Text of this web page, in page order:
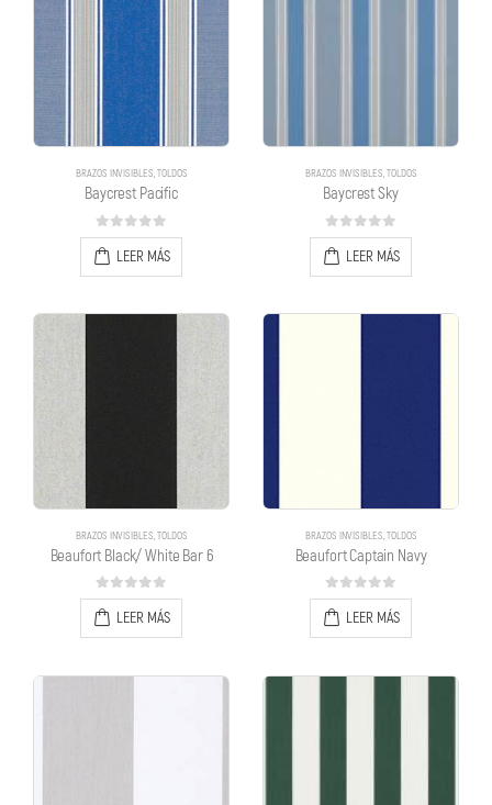
BRAZOS INVISIBLES,TOLDOS
Baycrest Pacific
0out of 5
LEER MÁS
BRAZOS INVISIBLES,TOLDOS
Baycrest Sky
0out of 5
LEER MÁS
BRAZOS INVISIBLES,TOLDOS
Beaufort Black/ White Bar 6
0out of 5
LEER MÁS
BRAZOS INVISIBLES,TOLDOS
Beaufort Captain Navy
0out of 5
LEER MÁS